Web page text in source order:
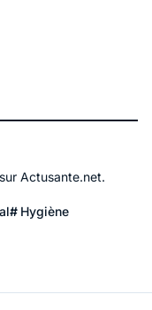
Actusante.net.
Hygiène